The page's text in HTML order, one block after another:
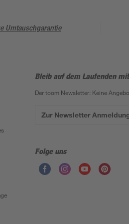
Umtauschgarantie
Bleib auf dem Laufenden
Der toom Newsletter: Keine
Zur Newsletter
Folge uns